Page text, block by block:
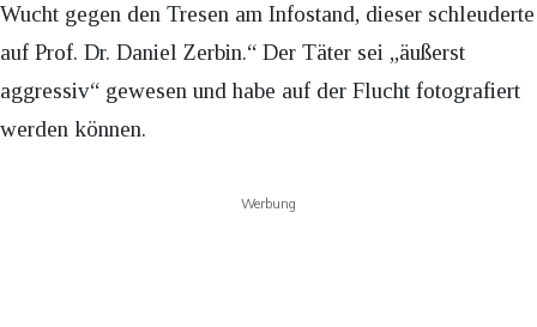
Wucht gegen den Tresen am Infostand, dieser schleuderte
auf Prof. Dr. Daniel Zerbin.“ Der Täter sei „äußerst
aggressiv“ gewesen und habe auf der Flucht fotografiert
werden können.
Werbung